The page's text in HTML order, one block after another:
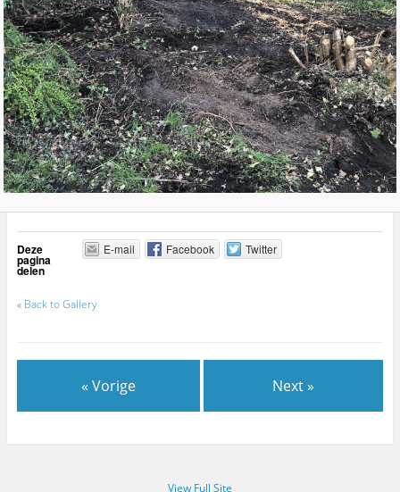
Deze
pagina
delen
E-mail Facebook Twitter
« Back to Gallery
« Vorige Next »
View Full Site